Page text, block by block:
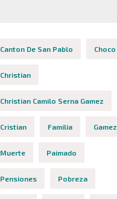
Canton De San Pablo Choco
Christian
Christian Camilo Serna Gamez
Cristian Familia Gamez
Muerte Paimado
Pensiones Pobreza